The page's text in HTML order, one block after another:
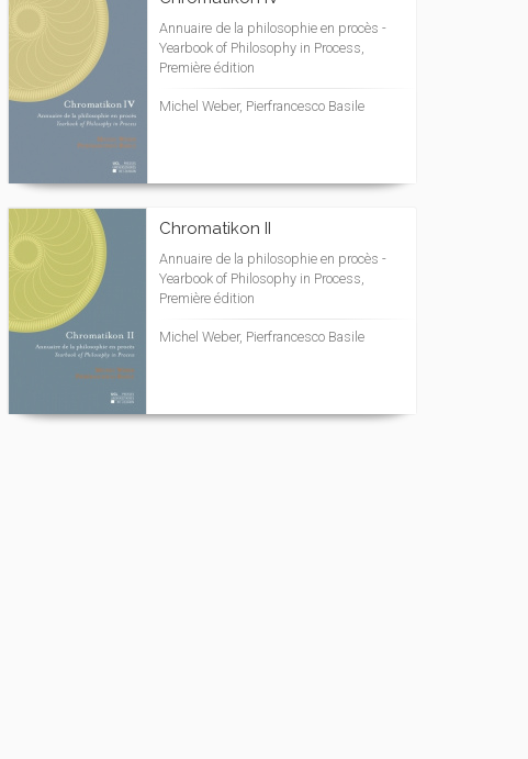
Annuaire de la philosophie en procès -
Yearbook of Philosophy in Process,
Première édition
Michel Weber, Pierfrancesco Basile
Chromatikon II
Annuaire de la philosophie en procès -
Yearbook of Philosophy in Process,
Première édition
Michel Weber, Pierfrancesco Basile